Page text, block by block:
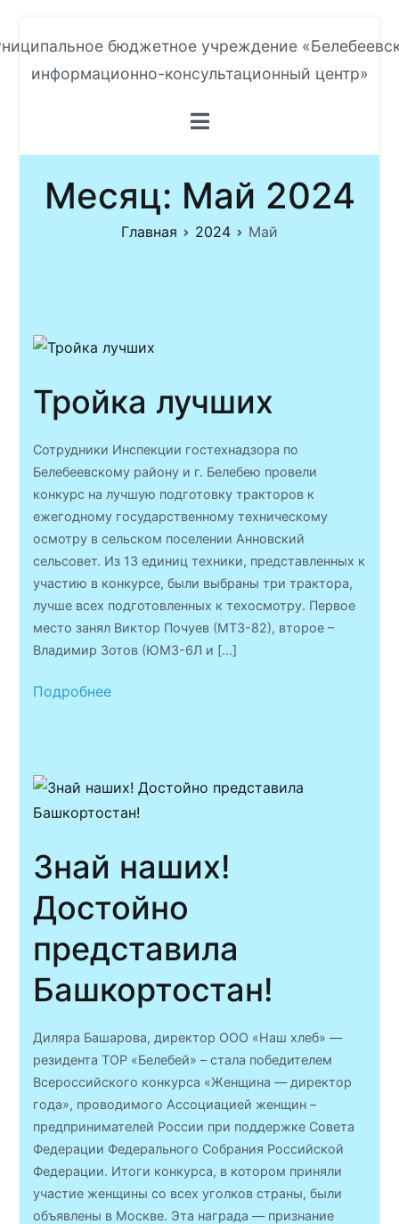
к
содержимому
бюджетное учреждение
информационно-консультационный центр»
Месяц: Май 2024
Главная 2024 Май
Тройка лучших
Сотрудники Инспекции гостехнадзора по
Белебеевскому району и г. Белебею провели
конкурс на лучшую подготовку тракторов к
ежегодному государственному техническому
осмотру в сельском поселении Анновский
сельсовет. Из 13 единиц техники, представленных к
участию в конкурсе, были выбраны три трактора,
лучше всех подготовленных к техосмотру. Первое
место занял Виктор Почуев (МТЗ-82), второе –
Владимир Зотов (ЮМЗ-6Л и […]
Подробнее
Знай наших!
Достойно
представила
Башкортостан!
Диляра Башарова, директор ООО «Наш хлеб» —
резидента ТОР «Белебей» – стала победителем
Всероссийского конкурса «Женщина — директор
года», проводимого Ассоциацией женщин –
предпринимателей России при поддержке Совета
Федерации Федерального Собрания Российской
Федерации. Итоги конкурса, в котором приняли
участие женщины со всех уголков страны, были
объявлены в Москве. Эта награда — признание